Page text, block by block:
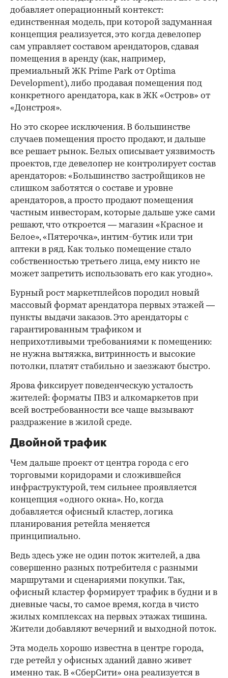
добавляет операционный контекст:
единственная модель, при которой задуманная
концепция реализуется, это когда девелопер
сам управляет составом арендаторов, сдавая
помещения в аренду (как, например,
премиальный ЖК Prime Park от Optima
Development), либо продавая помещения под
конкретного арендатора, как в ЖК «Остров» от
«Донстроя».
Но это скорее исключения. В большинстве
случаев помещения просто продают, и дальше
все решает рынок. Белых описывает уязвимость
проектов, где девелопер не контролирует состав
арендаторов: «Большинство застройщиков не
слишком заботятся о составе и уровне
арендаторов, а просто продают помещения
частным инвесторам, которые дальше уже сами
решают, что откроется — магазин «Красное и
Белое», «Пятерочка», интим-бутик или три
аптеки в ряд. Как только помещение стало
собственностью третьего лица, ему никто не
может запретить использовать его как угодно».
Бурный рост маркетплейсов породил новый
массовый формат арендатора первых этажей —
пункты выдачи заказов. Это арендаторы с
гарантированным трафиком и
неприхотливыми требованиями к помещению:
не нужна вытяжка, витринность и высокие
потолки, платят стабильно и заезжают быстро.
Ярова фиксирует поведенческую усталость
жителей: форматы ПВЗ и алкомаркетов при
всей востребованности все чаще вызывают
раздражение в жилой среде.
Двойной трафик
Чем дальше проект от центра города с его
торговыми коридорами и сложившейся
инфраструктурой, тем сильнее проявляется
концепция «одного окна». Но, когда
добавляется офисный кластер, логика
планирования ретейла меняется
принципиально.
Ведь здесь уже не один поток жителей, а два
совершенно разных потребителя с разными
маршрутами и сценариями покупки. Так,
офисный кластер формирует трафик в будни и в
дневные часы, то самое время, когда в чисто
жилых комплексах на первых этажах тишина.
Жители добавляют вечерний и выходной поток.
Эта модель хорошо известна в центре города,
где ретейл у офисных зданий давно живет
именно так. В «СберСити» она реализуется в